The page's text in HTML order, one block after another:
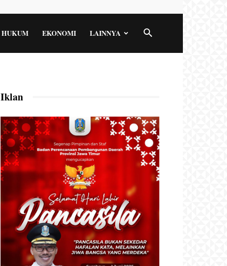
HUKUM EKONOMI LAINNYA
Iklan